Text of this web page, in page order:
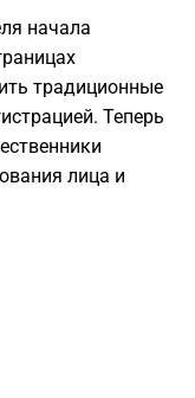
начала
традиционные
Теперь
лица и